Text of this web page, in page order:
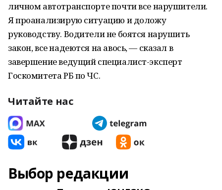
личном автотранспорте почти все нарушители.
Я проанализирую ситуацию и доложу
руководству. Водители не боятся нарушить
закон, все надеются на авось, — сказал в
завершение ведущий специалист-эксперт
Госкомитета РБ по ЧС.
Читайте нас
Выбор редакции